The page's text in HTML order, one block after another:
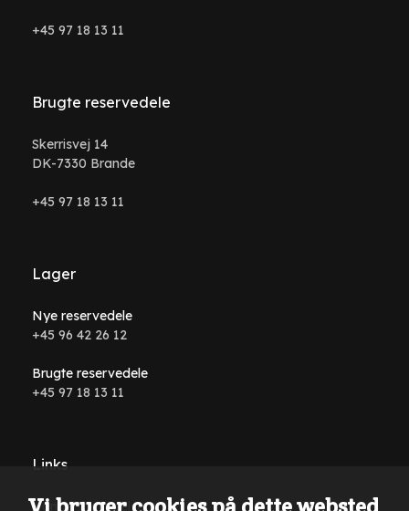
+45 97 18 13 11
Brugte reservedele
Skerrisvej 14
DK-7330 Brande
+45 97 18 13 11
Lager
Nye reservedele
+45 96 42 26 12
Brugte reservedele
+45 97 18 13 11
Links
Handelsbetingelser